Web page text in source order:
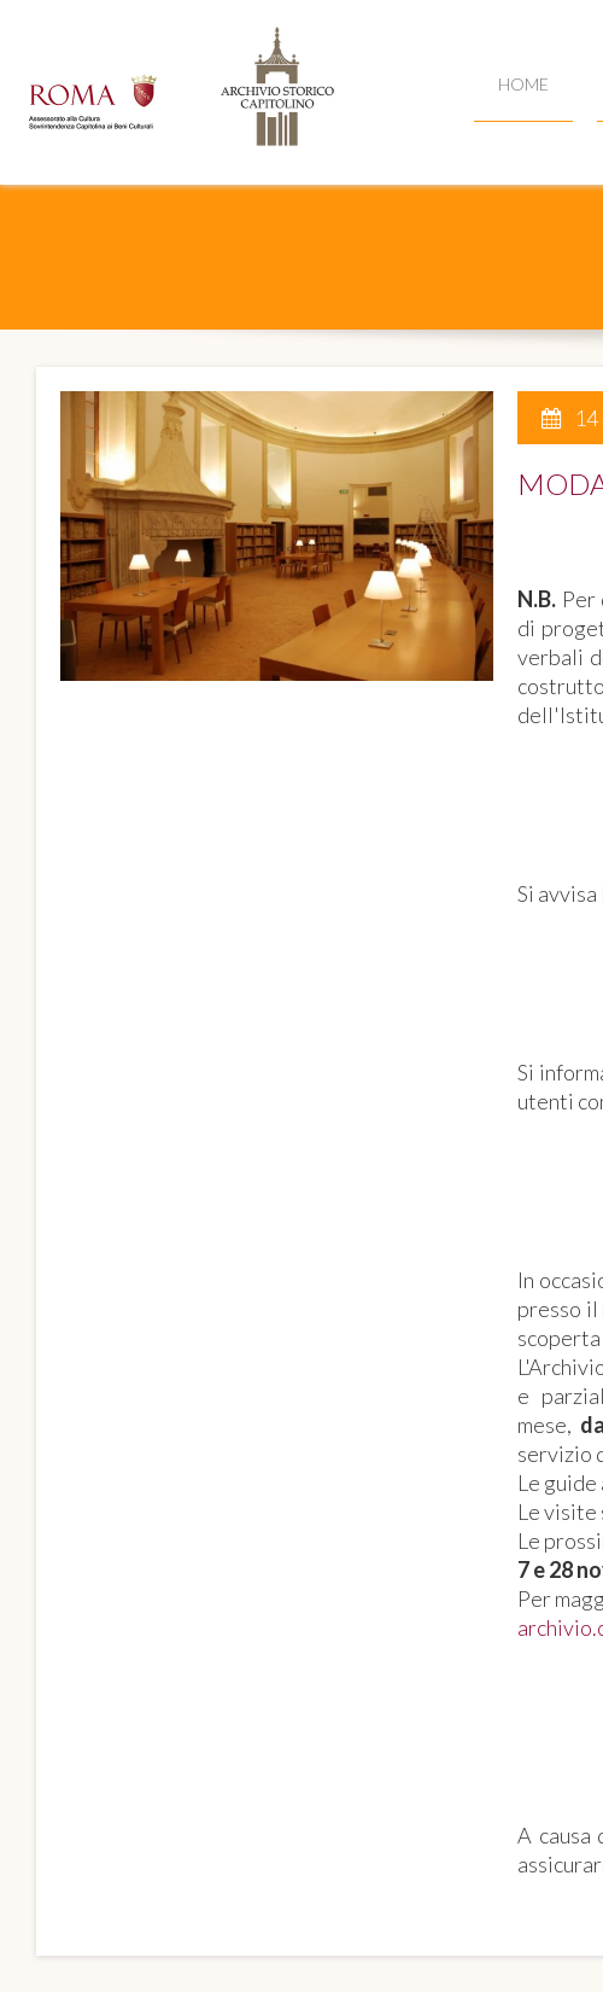
HOME
N.B. Per
di
verbali
Si
Si
utenti
In
presso
e
mese,
servizio
Le guide
Le visite
Le
7 e 28
Per
A causa